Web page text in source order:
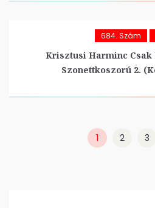
684. Szám
Krisztusi Harminc Csak
Szonettkoszorú 2.
1 2 3